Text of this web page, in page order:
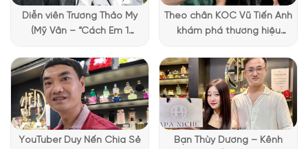
Diễn viên Trương Thảo My
(Mỹ Vân – “Cách Em 1
chia sẻ trải nghiệm chọn
nước hoa đầy thú vị
Theo chân KOC Vũ Tiến Anh
khám phá thương hiệu
YouTuber Duy Nến Chia Sẻ
Bạn Thùy Dương – Kênh